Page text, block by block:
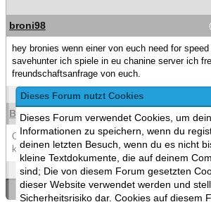
Dieses Forum nutzt Cookies
Dieses Forum verwendet Cookies, um
Informationen zu speichern, wenn du
deinen letzten Besuch, wenn du es nicht
kleine Textdokumente, die auf deinem
sind; Die von diesem Forum gesetzten
dieser Website verwendet werden und
Sicherheitsrisiko dar. Cookies auf diesem
broni98
hey bronies wenn einer von euch need for
savehunter ich spiele in eu chanine server ich
freundschaftsanfrage von euch.
Blooody
Oh gott,oh gott ._. Ich komm auf jeden fall und
kennen zu lernen ^^
«Ein Thema zurück|Ein Thema